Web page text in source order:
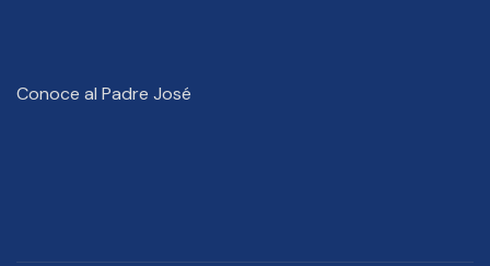
Conoce al Padre José